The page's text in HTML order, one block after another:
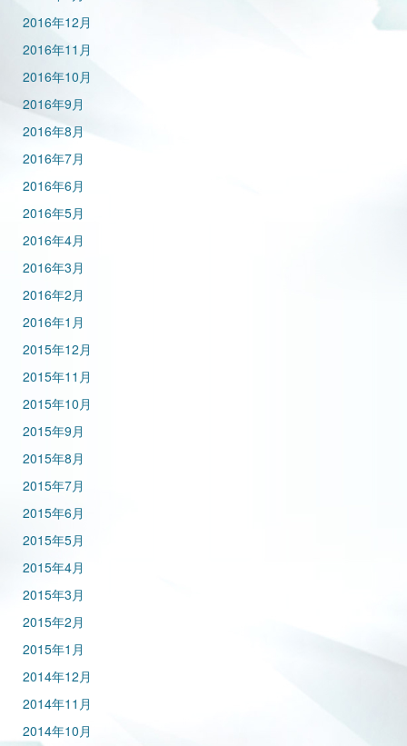
2016年12月
2016年11月
2016年10月
2016年9月
2016年8月
2016年7月
2016年6月
2016年5月
2016年4月
2016年3月
2016年2月
2016年1月
2015年12月
2015年11月
2015年10月
2015年9月
2015年8月
2015年7月
2015年6月
2015年5月
2015年4月
2015年3月
2015年2月
2015年1月
2014年12月
2014年11月
2014年10月